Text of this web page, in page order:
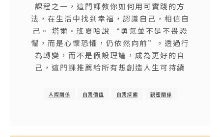
課程之一，這門課教你如何用可實踐的方
法，在生活中找到幸福，認識自己，相信自
己。 塔爾·班夏哈說 “勇氣並不是不畏恐
懼，而是心懷恐懼，仍依然向前”。透過行
為轉變，而不是假設理論，成為更好的自
己，這門課推薦給所有想創造人生可持續
人際關係 自我價值 自我探索 親密關係